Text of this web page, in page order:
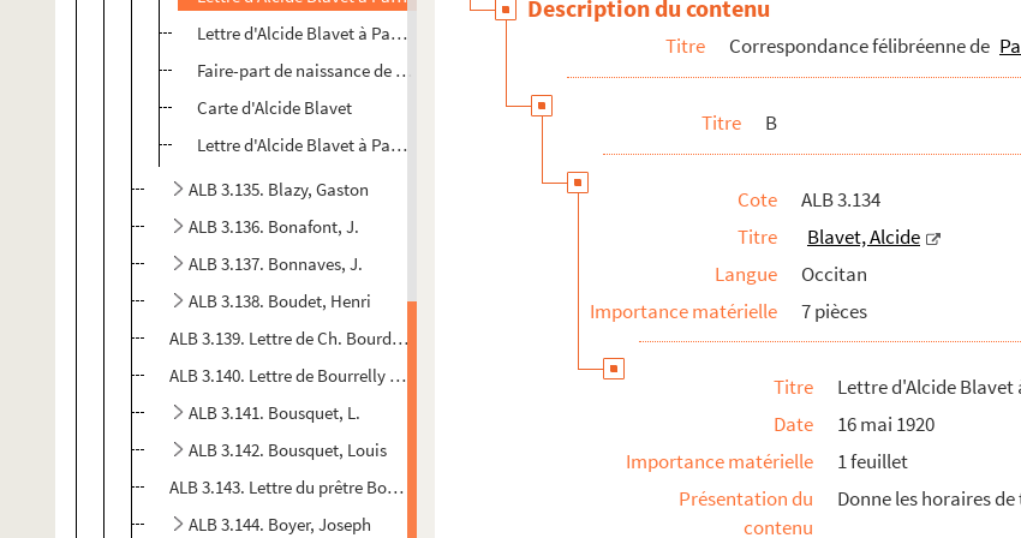
Lettre d'Alcide Blavet à Paul Albarel
Faire-part de naissance de Magali Blavet
Carte d'Alcide Blavet
Lettre d'Alcide Blavet à Paul Albarel
ALB 3.135. Blazy, Gaston
ALB 3.136. Bonafont, J.
ALB 3.137. Bonnaves, J.
ALB 3.138. Boudet, Henri
ALB 3.139. Lettre de Ch. Bourdel à Paul Albarel
ALB 3.140. Lettre de Bourrelly à Paul Albarel
ALB 3.141. Bousquet, L.
ALB 3.142. Bousquet, Louis
ALB 3.143. Lettre du prêtre Boyer à Paul Albarel
ALB 3.144. Boyer, Joseph
Description du contenu
Titre Correspondance félibréenne de
Titre B
Cote
ALB 3.134
Titre
Blavet, Alcide
Langue
Occitan
Importance matérielle
7 pièces
Titre
Lettre d'Alcide Blavet
Date
16 mai 1920
Importance matérielle
1 feuillet
Présentation du
contenu
Donne les horaires